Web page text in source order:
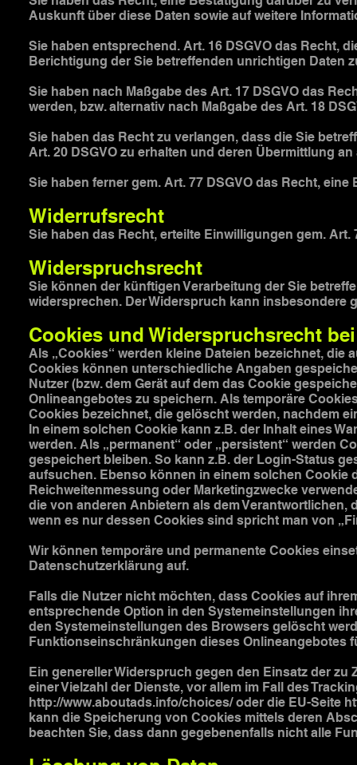
Auskunft über diese Daten sowie auf weitere
Sie haben entsprechend. Art. 16 DSGVO das Recht,
Berichtigung der Sie betreffenden unrichtigen Daten
Sie haben nach Maßgabe des Art. 17 DSGVO das
werden, bzw. alternativ nach Maßgabe des Art. 18
Sie haben das Recht zu verlangen, dass die Sie
Art. 20 DSGVO zu erhalten und deren Übermittlung
Sie haben ferner gem. Art. 77 DSGVO das Recht,
Widerrufsrecht
Sie haben das Recht, erteilte Einwilligungen gem.
Widerspruchsrecht
Sie können der künftigen Verarbeitung der Sie
widersprechen. Der Widerspruch kann insbesondere
Cookies und Widerspruchsrecht
Als „Cookies“ werden kleine Dateien bezeichnet, die
Cookies können unterschiedliche Angaben
Nutzer (bzw. dem Gerät auf dem das Cookie
Onlineangebotes zu speichern. Als temporäre
Cookies bezeichnet, die gelöscht werden, nachdem
In einem solchen Cookie kann z.B. der Inhalt eines
werden. Als „permanent“ oder „persistent“ werden
gespeichert bleiben. So kann z.B. der Login-Status
aufsuchen. Ebenso können in einem solchen Cookie
Reichweitenmessung oder Marketingzwecke
die von anderen Anbietern als dem
wenn es nur dessen Cookies sind spricht man von
Wir können temporäre und permanente Cookies
Datenschutzerklärung auf.
Falls die Nutzer nicht möchten, dass Cookies auf
entsprechende Option in den Systemeinstellungen
den Systemeinstellungen des Browsers gelöscht
Funktionseinschränkungen dieses Onlineangebotes
Ein genereller Widerspruch gegen den Einsatz der
einer Vielzahl der Dienste, vor allem im Fall des
http://www.aboutads.info/choices/oder die EU-Seite
kann die Speicherung von Cookies mittels deren
beachten Sie, dass dann gegebenenfalls nicht alle